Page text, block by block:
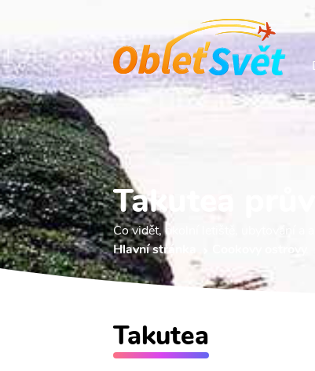
Takutea
Co vidět, okolní letiště, ubytování a
Hlavní stránka
Cookovy ostrovy
Takutea